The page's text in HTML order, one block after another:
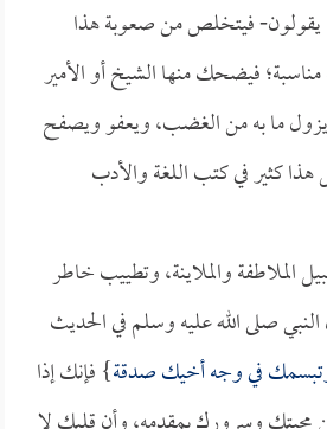
فيتخلص من صعوبة هذا
فيضحك منها الشيخ أو الأمير
ما به من الغضب، ويعفو ويصفح
كثير في كتب اللغة والأدب
الملاطفة والملاينة، وتطييب خاطر
صلى الله عليه وسلم في الحديث
في وجه أخيك صدقة} فإنك إذا